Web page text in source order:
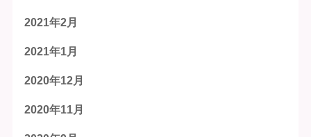
2021年2月
2021年1月
2020年12月
2020年11月